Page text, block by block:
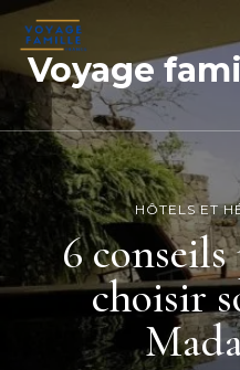
Voyage
HÔTELS ET
6
choisir